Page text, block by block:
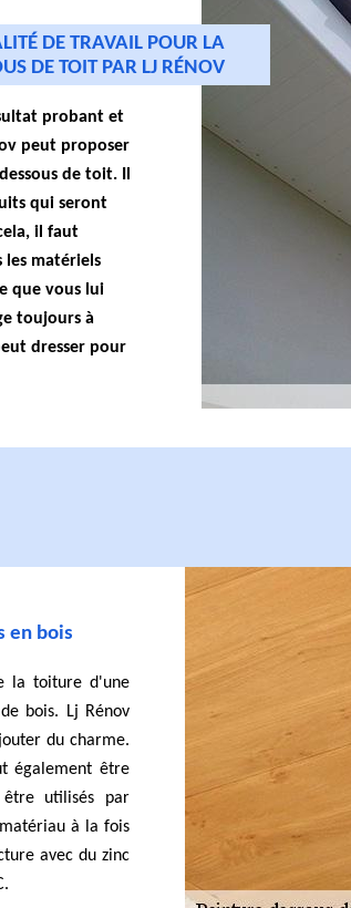
DE TRAVAIL POUR LA
DE TOIT PAR LJ RÉNOV
probant et
peut proposer
de toit. Il
qui seront
il faut
matériels
que vous lui
toujours à
dresser pour
en bois
la toiture d'une
bois. Lj Rénov
du charme.
également être
être utilisés par
à la fois
avec du zinc